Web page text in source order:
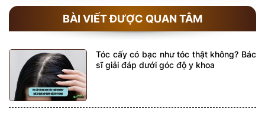
BÀI VIẾT ĐƯỢC QUAN TÂM
Tóc cấy có bạc như tóc thật không? Bác
sĩ giải đáp dưới góc độ y khoa